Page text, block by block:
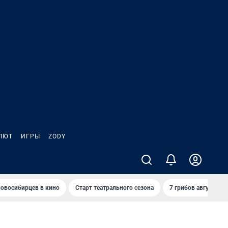
ИГРЫ ZODY
в кино Старт театрального сезона 7 грибов августа